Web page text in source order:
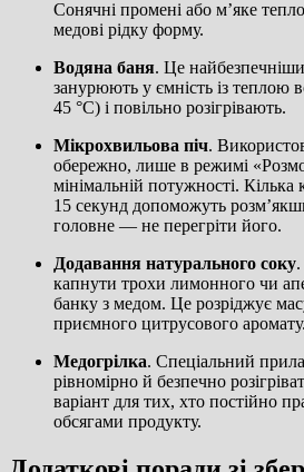
Сонячні промені або м’яке
медові рідку форму.
Водяна баня. Це
занурюють у ємність із теплою
45 °C) і повільно розігрівають.
Мікрохвильова піч.
обережно, лише в режимі
мінімальній потужності.
15 секунд допоможуть
головне — не перегріти його.
Додавання натурального соку
капнути трохи лимонного чи
банку з медом. Це розріджує
приємного цитрусового аромату.
Медогрілка. Спеціальний
рівномірно й безпечно
варіант для тих, хто постійно
обсягами продукту.